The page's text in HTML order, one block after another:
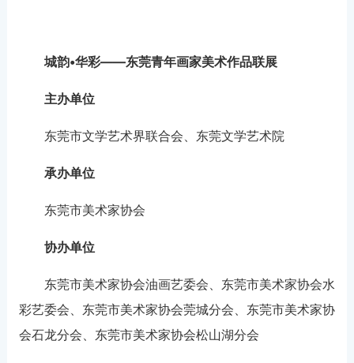
城韵•华彩——东莞青年画家美术作品联展
主办单位
东莞市文学艺术界联合会、东莞文学艺术院
承办单位
东莞市美术家协会
协办单位
东莞市美术家协会油画艺委会、东莞市美术家协会水
彩艺委会、东莞市美术家协会莞城分会、东莞市美术家协
会石龙分会、东莞市美术家协会松山湖分会